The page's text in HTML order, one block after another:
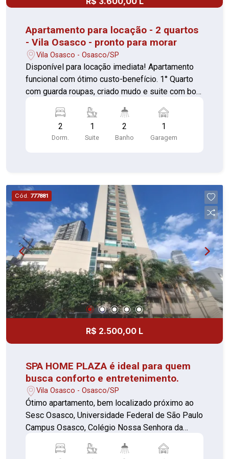
Apartamento para locação - 2 quartos
- Vila Osasco - pronto para morar
Vila Osasco - Osasco/SP
Disponível para locação imediata! Apartamento
funcional com ótimo custo-benefício. 1° Quarto
com guarda roupas, criado mudo e suite com box
roupas (piso laminado) Sala com painel (piso
laminado) Varanda para descanso Cozinha com
fogão fogão cooktop, forno, mesa e balcão (pio
Segurança básica portaria 24 horas Espaço de
lazer: elevador, academia, piscina, salão de
festas, salão de jogos e brinquedoteca Perto de
comércios em geral, escolas, creches,
Universidade e ônibus para varias regiões 01
vaga de garagem Custo acessível Ambientes
bem aproveitados Condomínio funcional
Localização prática Perfeito para quem busca
praticidade e conforto com um bom preço.
Agende sua visita e confirme!
2
Dorm.
1
Suite
2
Banho
1
Garagem
Cód. 777881
R$ 2.500,00 L
SPA HOME PLAZA é ideal para quem
busca conforto e entretenimento.
Vila Osasco - Osasco/SP
Ótimo apartamento, bem localizado próximo ao
Sesc Osasco, Universidade Federal de São Paulo
Campus Osasco, Colégio Nossa Senhora da
Osasco (FITO), Fundação Instituto Tecnológico